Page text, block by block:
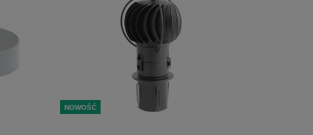
NOWOŚĆ